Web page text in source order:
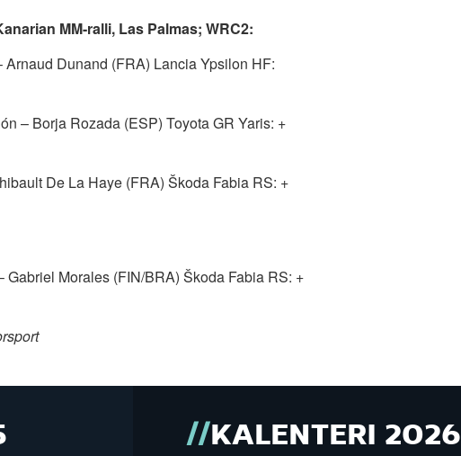
MM-ralli, Las Palmas; WRC2:
Arnaud Dunand (FRA) Lancia Ypsilon HF:
– Borja Rozada (ESP) Toyota GR Yaris: +
De La Haye (FRA) Škoda Fabia RS: +
Gabriel Morales (FIN/BRA) Škoda Fabia RS: +
KALENTERI 2026